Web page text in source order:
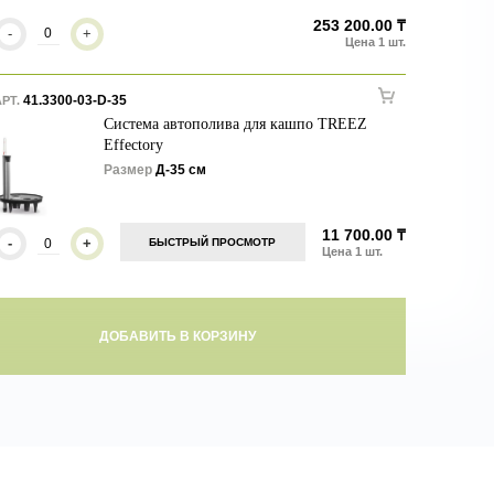
- + 253 200.00 ₸
41.3300-03-D-35
Система автополива для кашпо TREEZ
Effectory
Размер Д-35 см
БЫСТРЫЙ ПРОСМОТР
- + 11 700.00 ₸
ДОБАВИТЬ В КОРЗИНУ